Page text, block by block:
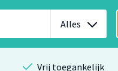
Alles
Vrij toegankelijk